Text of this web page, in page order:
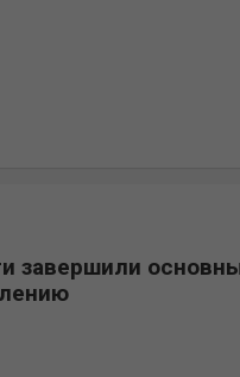
завершили